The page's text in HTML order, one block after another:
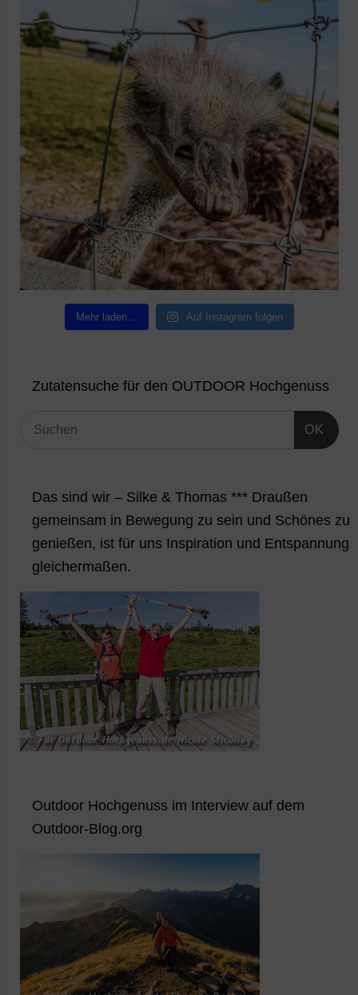
Mehr laden… Auf Instagram folgen
Zutatensuche für den OUTDOOR Hochgenuss
OK
Das sind wir – Silke & Thomas *** Draußen
gemeinsam in Bewegung zu sein und Schönes zu
genießen, ist für uns Inspiration und Entspannung
gleichermaßen.
Outdoor Hochgenuss im Interview auf dem
Outdoor-Blog.org